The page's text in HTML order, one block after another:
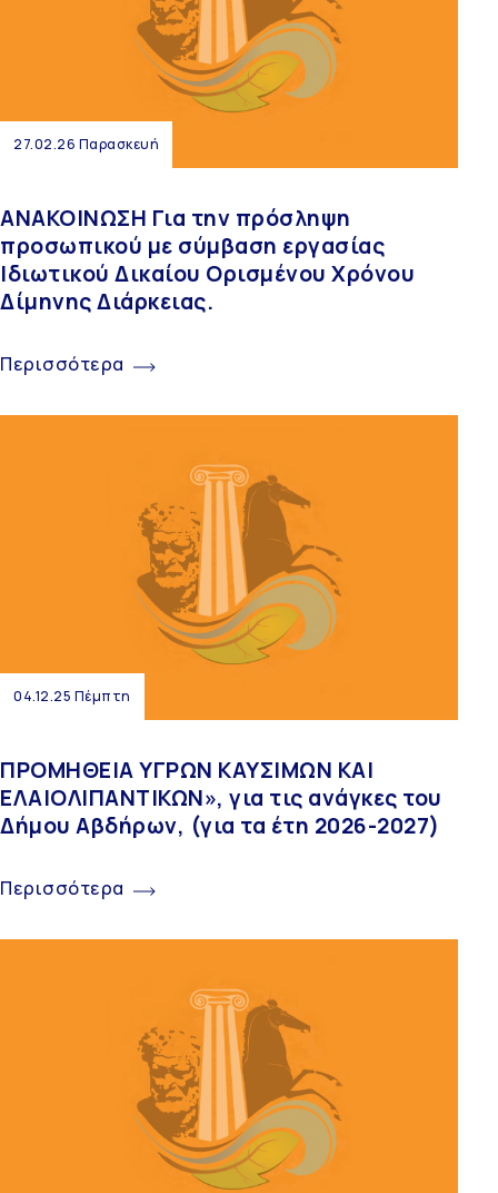
27.02.26 Παρασκευή
ΑΝΑΚΟΙΝΩΣΗ Για την πρόσληψη
προσωπικού με σύμβαση εργασίας
Ιδιωτικού Δικαίου Ορισμένου Χρόνου
Δίμηνης Διάρκειας.
Περισσότερα
04.12.25 Πέμπτη
ΠΡΟΜΗΘΕΙΑ ΥΓΡΩΝ ΚΑΥΣΙΜΩΝ ΚΑΙ
ΕΛΑΙΟΛΙΠΑΝΤΙΚΩΝ», για τις ανάγκες του
Δήμου Αβδήρων, (για τα έτη 2026-2027)
Περισσότερα